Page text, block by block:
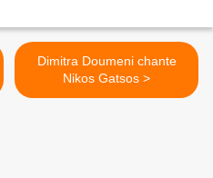
Dimitra Doumeni chante
Nikos Gatsos >